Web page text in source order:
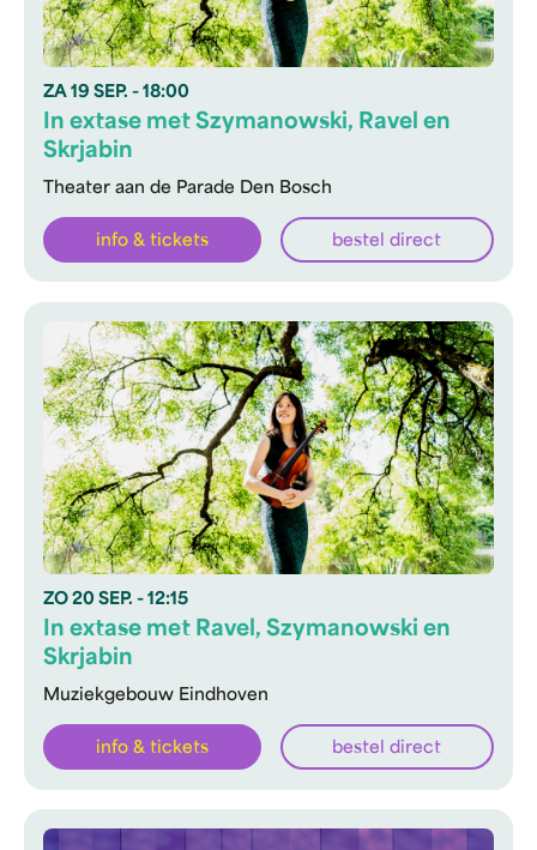
ZA 19 SEP. - 18:00
Theater aan de Parade Den Bosch
In extase met Szymanowski, Ravel en
Skrjabin
info & tickets bestel direct
ZO 20 SEP. - 12:15
Muziekgebouw Eindhoven
In extase met Ravel, Szymanowski en
Skrjabin
info & tickets bestel direct